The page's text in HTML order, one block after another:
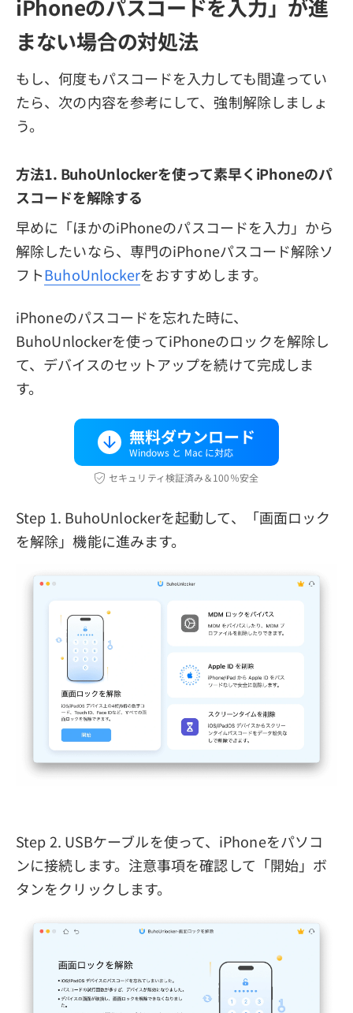
iPhoneのパスコードを入力」が進
まない場合の対処法
もし、何度もパスコードを入力しても間違ってい
たら、次の内容を参考にして、強制解除しましょ
う。
方法1. BuhoUnlockerを使って素早くiPhoneのパ
スコードを解除する
早めに「ほかのiPhoneのパスコードを入力」から
解除したいなら、専門のiPhoneパスコード解除ソ
フトBuhoUnlockerをおすすめします。
iPhoneのパスコードを忘れた時に、
BuhoUnlockerを使ってiPhoneのロックを解除し
て、デバイスのセットアップを続けて完成しま
す。
無料ダウンロード
Windows と Mac に対応
セキュリティ検証済み＆100％安全
Step 1. BuhoUnlockerを起動して、「画面ロック
を解除」機能に進みます。
Step 2. USBケーブルを使って、iPhoneをパソコ
ンに接続します。注意事項を確認して「開始」ボ
タンをクリックします。